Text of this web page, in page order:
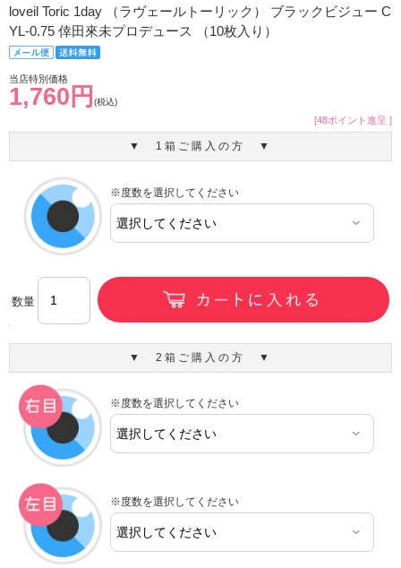
loveil Toric 1day （ラヴェールトーリック） ブラックビジュー C
YL-0.75 倖田來未プロデュース （10枚入り）
当店特別価格
1,760円 (税込)
[48ポイント進呈 ]
▼ 1箱ご購入の方 ▼
※度数を選択してください
数量
▼ 2箱ご購入の方 ▼
※度数を選択してください
※度数を選択してください